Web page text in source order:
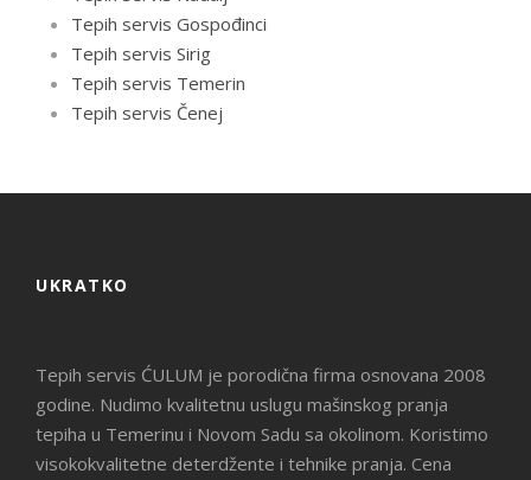
Tepih servis Gospođinci
Tepih servis Sirig
Tepih servis Temerin
Tepih servis Čenej
UKRATKO
Tepih servis ĆULUM je porodična firma osnovana 2008
godine. Nudimo kvalitetnu uslugu mašinskog pranja
tepiha u Temerinu i Novom Sadu sa okolinom. Koristimo
visokokvalitetne deterdžente i tehnike pranja. Cena